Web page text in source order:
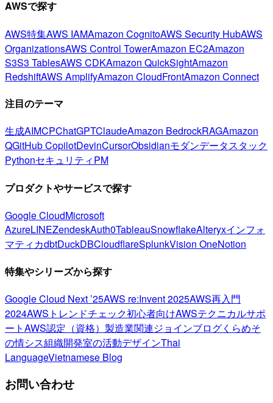
AWSで探す
AWS特集AWS IAMAmazon CognitoAWS Security HubAWS
OrganizationsAWS Control TowerAmazon EC2Amazon
S3S3 TablesAWS CDKAmazon QuickSightAmazon
RedshiftAWS AmplifyAmazon CloudFrontAmazon Connect
注目のテーマ
生成AIMCPChatGPTClaudeAmazon BedrockRAGAmazon
QGitHub CopilotDevinCursorObsidianモダンデータスタック
PythonセキュリティPM
プロダクトやサービスで探す
Google CloudMicrosoft
AzureLINEZendeskAuth0TableauSnowflakeAlteryxインフォ
マティカdbtDuckDBCloudflareSplunkVision OneNotion
特集やシリーズから探す
Google Cloud Next ’25AWS re:Invent 2025AWS再入門
2024AWSトレンドチェック初心者向けAWSテクニカルサポ
ートAWS認定（資格） 製造業関連ジョインブログくらめそ
の情シス組織開発室の活動デザインThai
LanguageVietnamese Blog
お問い合わせ